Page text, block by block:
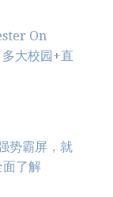
On
大校园+直
势霸屏，就
了解